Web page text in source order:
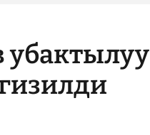
убактылуу